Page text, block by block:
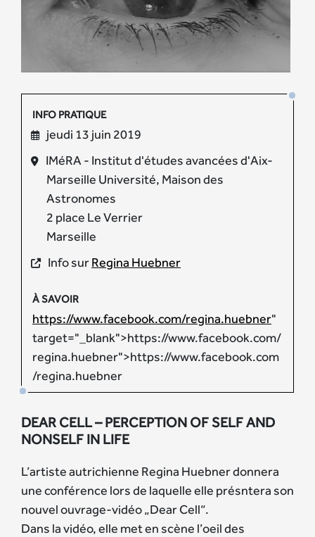
INFO PRATIQUE
jeudi 13 juin 2019
IMéRA - Institut d'études avancées d'Aix-
Marseille Université, Maison des
Astronomes
2 place Le Verrier
Marseille
Info surRegina Huebner
À SAVOIR
https://www.facebook.com/regina.huebner"
target="_blank">https://www.facebook.com/
regina.huebner">https://www.facebook.com
/regina.huebner
DEAR CELL – PERCEPTION OF SELF AND
NONSELF IN LIFE
L’artiste autrichienne Regina Huebner donnera
une conférence lors de laquelle elle présntera son
nouvel ouvrage-vidéo „Dear Cell“.
Dans la vidéo, elle met en scène l’oeil des